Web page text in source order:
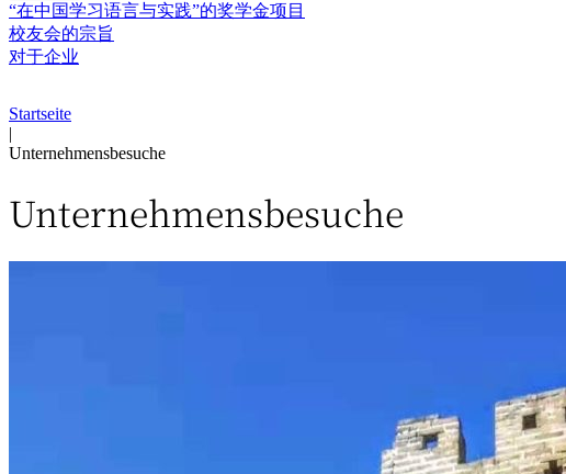
“在中国学习语言与实践”的奖学金项目
校友会的宗旨
对于企业
Startseite
|
Unternehmensbesuche
Unternehmensbesuche